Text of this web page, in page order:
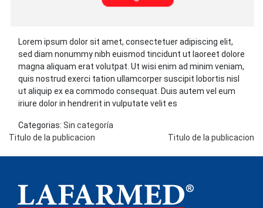
Lorem ipsum dolor sit amet, consectetuer adipiscing elit,
sed diam nonummy nibh euismod tincidunt ut laoreet dolore
magna aliquam erat volutpat. Ut wisi enim ad minim veniam,
quis nostrud exerci tation ullamcorper suscipit lobortis nisl
ut aliquip ex ea commodo consequat. Duis autem vel eum
iriure dolor in hendrerit in vulputate velit es
Categorias: Sin categoría
Navegación
entradas
Titulo de la publicacion Titulo de la publicacion